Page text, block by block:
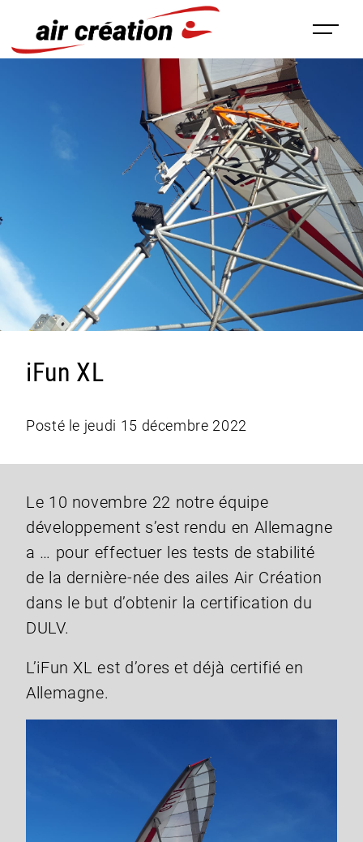
iFun XL
Posté le jeudi 15 décembre 2022
Le 10 novembre 22 notre équipe
développement s’est rendu en Allemagne
a … pour effectuer les tests de stabilité
de la dernière-née des ailes Air Création
dans le but d’obtenir la certification du
DULV.
L’iFun XL est d’ores et déjà certifié en
Allemagne.
Panneau de gestion des cookies